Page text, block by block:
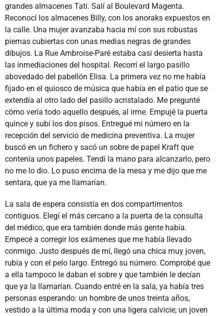
grandes almacenes Tati. Salí al Boulevard Magenta.
Reconocí los almacenes Billy, con los anoraks expuestos en
la calle. Una mujer avanzaba hacia mí con sus robustas
piernas cubiertas con unas medias negras de grandes
dibujos. La Rue Ambroise-Paré estaba casi desierta hasta
las inmediaciones del hospital. Recorrí el largo pasillo
abovedado del pabellón Elisa. La primera vez no me había
fijado en el quiosco de música que había en el patio que se
extendía al otro lado del pasillo acristalado. Me pregunté
cómo vería todo aquello después, al irme. Empujé la puerta
quince y subí los dos pisos. Entregué mi número en la
recepción del servicio de medicina preventiva. La mujer
buscó en un fichero y sacó un sobre de papel Kraft que
contenía unos papeles. Tendí la mano para alcanzarlo, pero
no me lo dio. Lo puso encima de la mesa y me dijo que me
sentara, que ya me llamarían.
La sala de espera consistía en dos compartimentos
contiguos. Elegí el más cercano a la puerta de la consulta
del médico, que era también donde más gente había.
Empecé a corregir los exámenes que me había llevado
conmigo. Justo después de mí, llegó una chica muy joven,
rubia y con el pelo largo. Entregó su número. Comprobé que
a ella tampoco le daban el sobre y que también le decían
que ya la llamarían. Cuando entré en la sala, ya había tres
personas esperando: un hombre de unos treinta años,
vestido a la última moda y con una ligera calvicie; un joven